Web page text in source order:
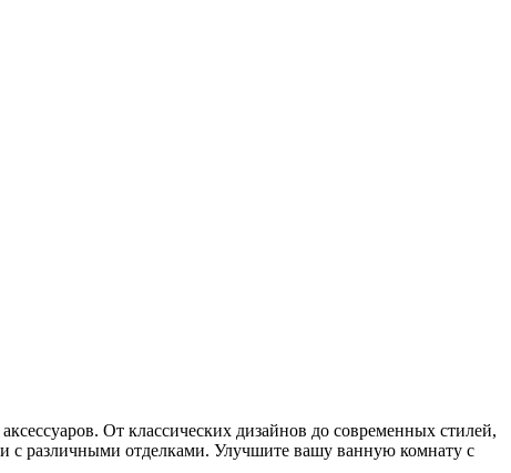
От классических дизайнов до современных стилей,
с различными отделками. Улучшите вашу ванную комнату с